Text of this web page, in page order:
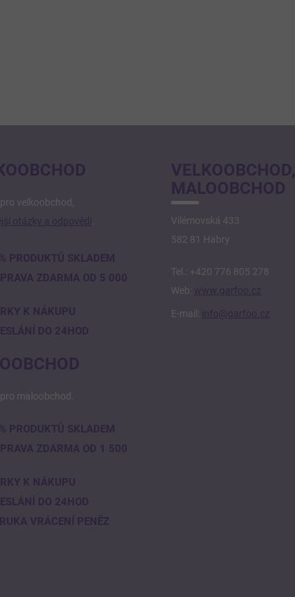
velkoobchod,
otázky a odpovědi
PRODUKTŮ SKLADEM
ZDARMA OD 5 000
K NÁKUPU
DO 24HOD
maloobchod.
PRODUKTŮ SKLADEM
ZDARMA OD 1 500
K NÁKUPU
DO 24HOD
VRÁCENÍ PENĚZ
VELKOOBCHOD,
MALOOBCHOD
Vilémovská 433
582 81 Habry
Tel.: +420 776 805 278
Web: www.garfoo.cz
E-mail: info@garfoo.cz